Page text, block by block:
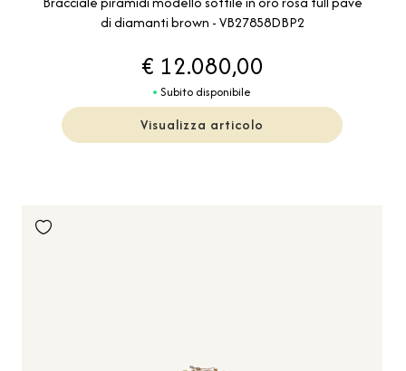
di diamanti brown - VB27858DBP2
€ 12.080,00
Subito disponibile
Visualizza articolo